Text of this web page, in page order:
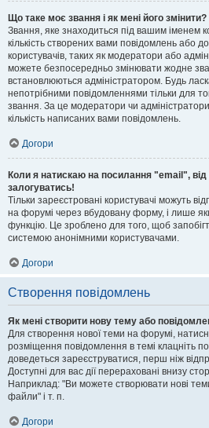
Що таке моє звання і як мені його змінити?
Звання, яке знаходиться під вашим іменем
кількість створених вами повідомлень або
користувачів, таких як модератори або
можете безпосередньо змінювати жодне
встановлюються адміністратором. Будь
непотрібними повідомленнями тільки для
звання. За це модератори чи
кількість написаних вами повідомлень.
Догори
Коли я натискаю на посилання "email",
залогуватись!
Тільки зареєстровані користувачі можуть
на форумі через вбудовану форму, і лише
функцію. Це зроблено для того, щоб
системою анонімними користувачами.
Догори
Створення повідомлень
Як мені створити нову тему або
Для створення нової теми на форумі,
розміщення повідомлення в темі клацніть
доведеться зареєструватися, перш ніж
Доступні для вас дії перераховані внизу
Наприклад: "Ви можете створювати нові
файли" і т. п.
Догори